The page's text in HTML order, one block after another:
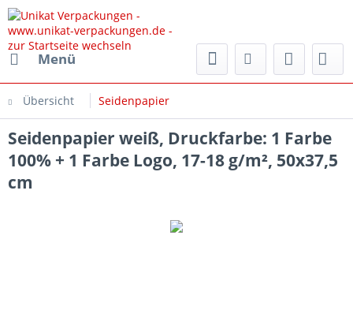
Menü
Übersicht Seidenpapier
Seidenpapier weiß, Druckfarbe: 1 Farbe
100% + 1 Farbe Logo, 17-18 g/m², 50x37,5
cm